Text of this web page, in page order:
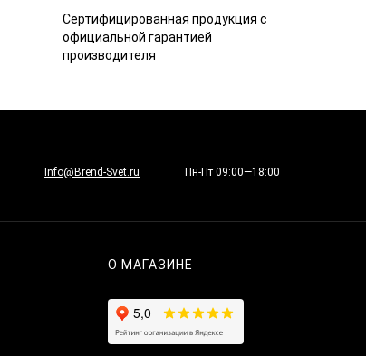
Сертифицированная продукция с
официальной гарантией
производителя
Info@Brend-Svet.ru Пн-Пт 09:00—18:00
О МАГАЗИНЕ